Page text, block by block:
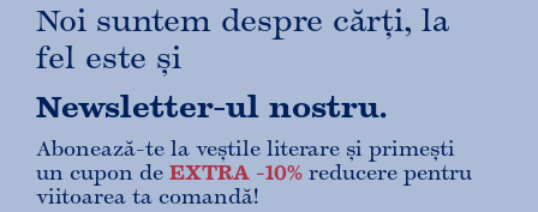
Noi suntem despre cărți, la
fel este și
Newsletter-ul nostru.
Abonează-te la veștile literare și primești
un cupon de EXTRA -10% reducere pentru
viitoarea ta comandă!